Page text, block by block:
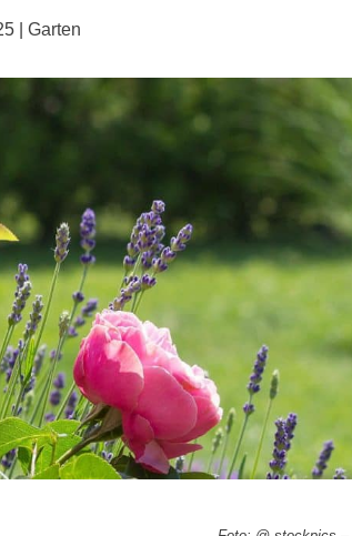
|Garten